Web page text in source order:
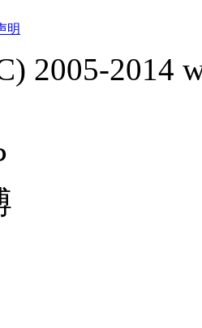
明
2005-2014